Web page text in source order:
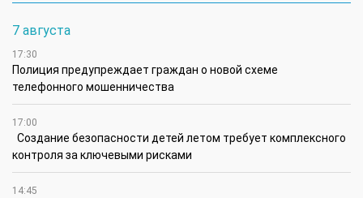
7 августа
17:30
Полиция предупреждает граждан о новой схеме
телефонного мошенничества
17:00
Создание безопасности детей летом требует комплексного
контроля за ключевыми рисками
14:45